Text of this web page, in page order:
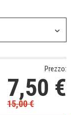
Prezzo:
7,50 €
15,00€